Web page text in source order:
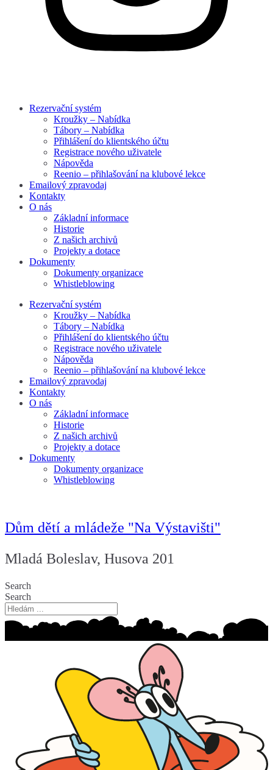
Rezervační systém
Kroužky – Nabídka
Tábory – Nabídka
Přihlášení do klientského účtu
Registrace nového uživatele
Nápověda
Reenio – přihlašování na klubové lekce
Emailový zpravodaj
Kontakty
O nás
Základní informace
Historie
Z našich archivů
Projekty a dotace
Dokumenty
Dokumenty organizace
Whistleblowing
Rezervační systém
Kroužky – Nabídka
Tábory – Nabídka
Přihlášení do klientského účtu
Registrace nového uživatele
Nápověda
Reenio – přihlašování na klubové lekce
Emailový zpravodaj
Kontakty
O nás
Základní informace
Historie
Z našich archivů
Projekty a dotace
Dokumenty
Dokumenty organizace
Whistleblowing
Dům dětí a mládeže "Na Výstavišti"
Mladá Boleslav, Husova 201
Search
Search